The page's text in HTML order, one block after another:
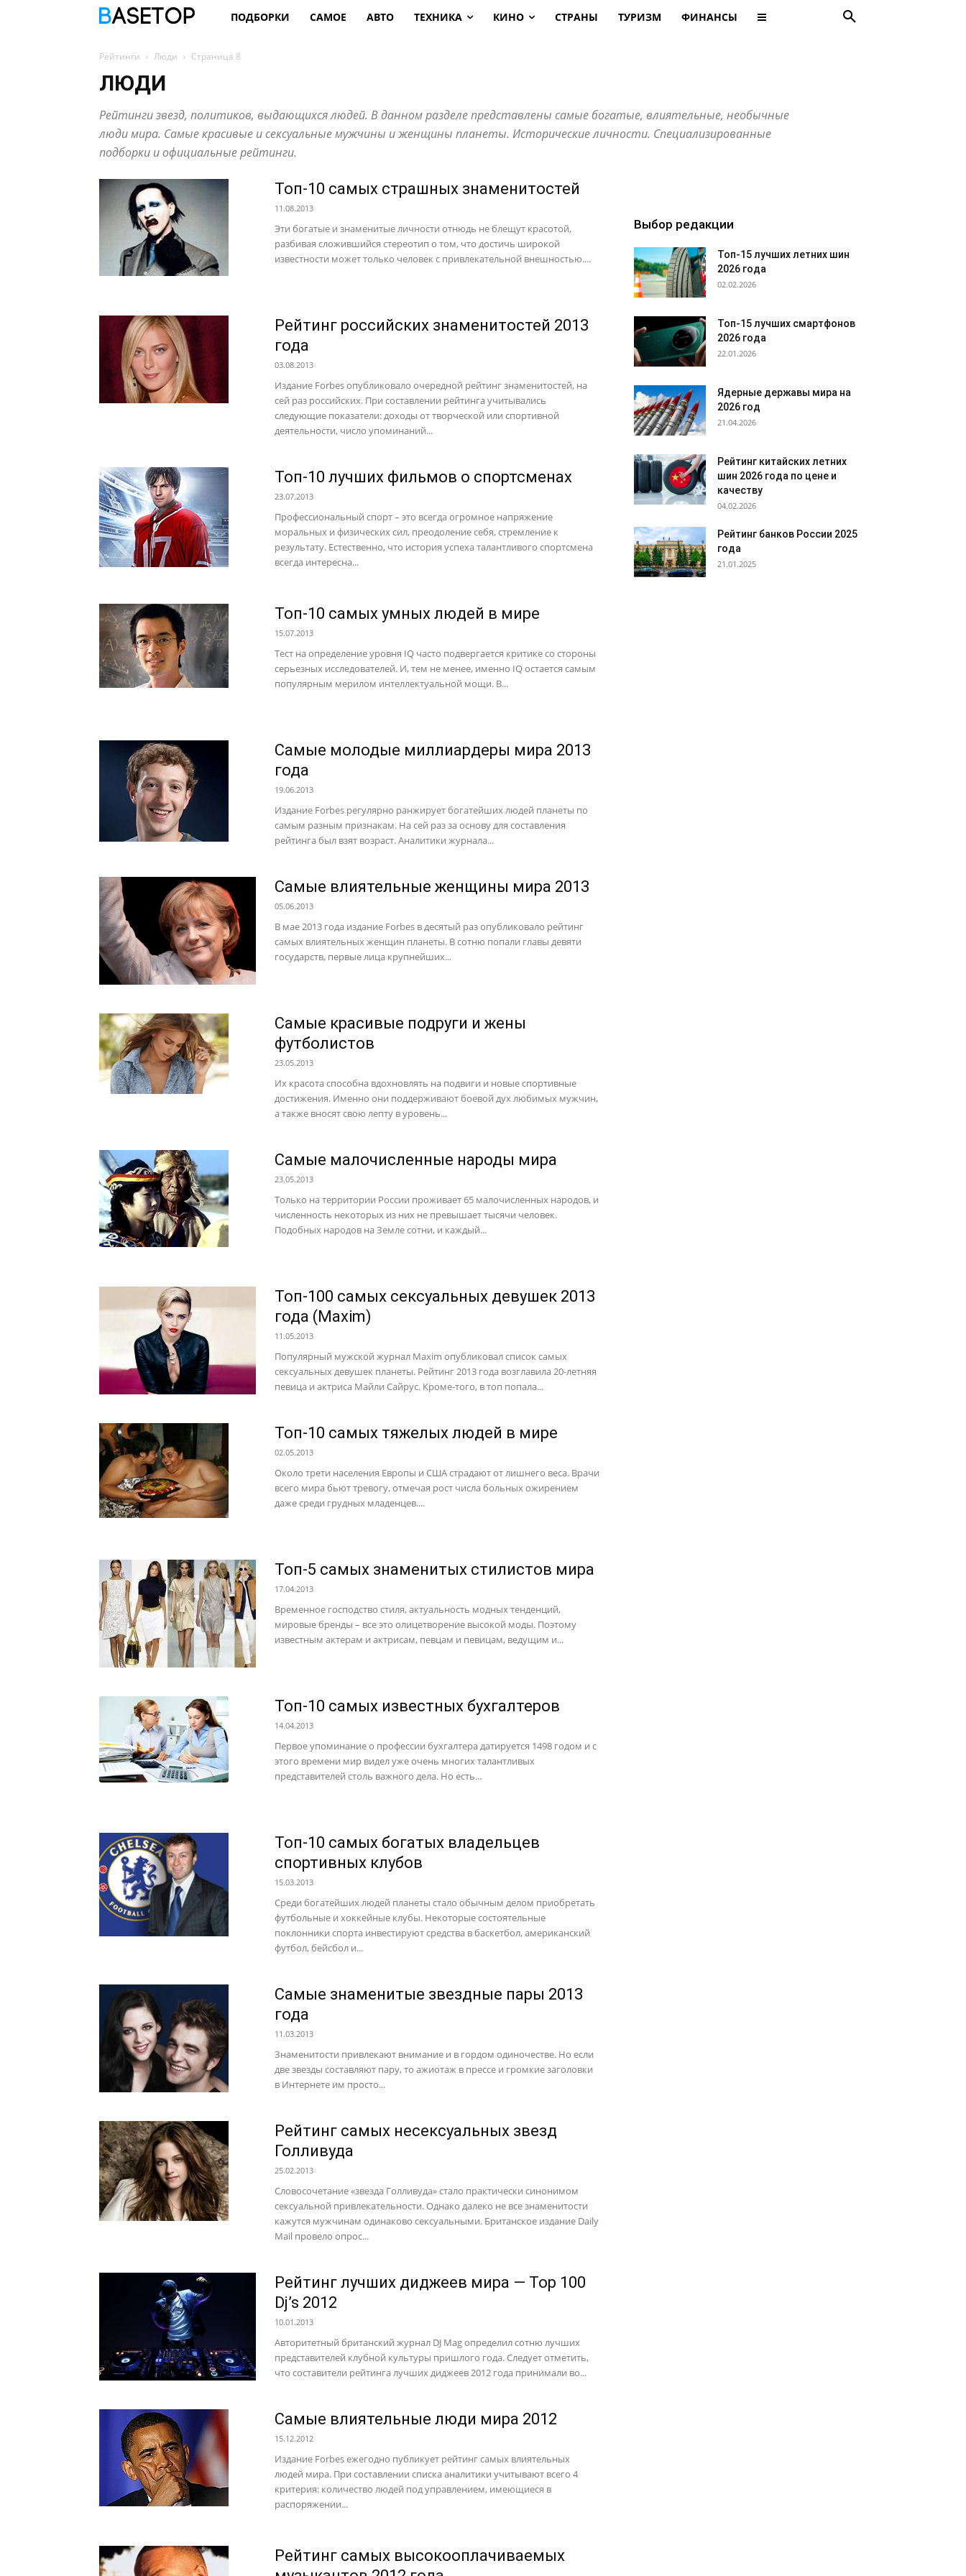
ПОДБОРКИ САМОЕ АВТО ТЕХНИКА КИНО СТРАНЫ ТУРИЗМ ФИНАНСЫ
Рейтинги Люди Страница 8
ЛЮДИ
Рейтинги звезд, политиков, выдающихся людей. В данном разделе представлены самые богатые, влиятельные, необычные
люди мира. Самые красивые и сексуальные мужчины и женщины планеты. Исторические личности. Специализированные
подборки и официальные рейтинги.
Топ-10 самых страшных знаменитостей
11.08.2013
Эти богатые и знаменитые личности отнюдь не блещут красотой,
разбивая сложившийся стереотип о том, что достичь широкой
известности может только человек с привлекательной внешностью....
Рейтинг российских знаменитостей 2013
года
03.08.2013
Издание Forbes опубликовало очередной рейтинг знаменитостей, на
сей раз российских. При составлении рейтинга учитывались
следующие показатели: доходы от творческой или спортивной
деятельности, число упоминаний...
Топ-10 лучших фильмов о спортсменах
23.07.2013
Профессиональный спорт – это всегда огромное напряжение
моральных и физических сил, преодоление себя, стремление к
результату. Естественно, что история успеха талантливого спортсмена
всегда интересна...
Топ-10 самых умных людей в мире
15.07.2013
Тест на определение уровня IQ часто подвергается критике со стороны
серьезных исследователей. И, тем не менее, именно IQ остается самым
популярным мерилом интеллектуальной мощи. В...
Самые молодые миллиардеры мира 2013
года
19.06.2013
Издание Forbes регулярно ранжирует богатейших людей планеты по
самым разным признакам. На сей раз за основу для составления
рейтинга был взят возраст. Аналитики журнала...
Самые влиятельные женщины мира 2013
05.06.2013
В мае 2013 года издание Forbes в десятый раз опубликовало рейтинг
самых влиятельных женщин планеты. В сотню попали главы девяти
государств, первые лица крупнейших...
Cамые красивые подруги и жены
футболистов
23.05.2013
Их красота способна вдохновлять на подвиги и новые спортивные
достижения. Именно они поддерживают боевой дух любимых мужчин,
а также вносят свою лепту в уровень...
Самые малочисленные народы мира
23.05.2013
Только на территории России проживает 65 малочисленных народов, и
численность некоторых из них не превышает тысячи человек.
Подобных народов на Земле сотни, и каждый...
Топ-100 самых сексуальных девушек 2013
года (Maxim)
11.05.2013
Популярный мужской журнал Maxim опубликовал список самых
сексуальных девушек планеты. Рейтинг 2013 года возглавила 20-летняя
певица и актриса Майли Сайрус. Кроме-того, в топ попала...
Топ-10 самых тяжелых людей в мире
02.05.2013
Около трети населения Европы и США страдают от лишнего веса. Врачи
всего мира бьют тревогу, отмечая рост числа больных ожирением
даже среди грудных младенцев....
Топ-5 самых знаменитых стилистов мира
17.04.2013
Временное господство стиля, актуальность модных тенденций,
мировые бренды – все это олицетворение высокой моды. Поэтому
известным актерам и актрисам, певцам и певицам, ведущим и...
Топ-10 самых известных бухгалтеров
14.04.2013
Первое упоминание о профессии бухгалтера датируется 1498 годом и с
этого времени мир видел уже очень многих талантливых
представителей столь важного дела. Но есть...
Топ-10 самых богатых владельцев
спортивных клубов
15.03.2013
Среди богатейших людей планеты стало обычным делом приобретать
футбольные и хоккейные клубы. Некоторые состоятельные
поклонники спорта инвестируют средства в баскетбол, американский
футбол, бейсбол и...
Самые знаменитые звездные пары 2013
года
11.03.2013
Знаменитости привлекают внимание и в гордом одиночестве. Но если
две звезды составляют пару, то ажиотаж в прессе и громкие заголовки
в Интернете им просто...
Рейтинг самых несексуальных звезд
Голливуда
25.02.2013
Словосочетание «звезда Голливуда» стало практически синонимом
сексуальной привлекательности. Однако далеко не все знаменитости
кажутся мужчинам одинаково сексуальными. Британское издание Daily
Mail провело опрос...
Рейтинг лучших диджеев мира — Top 100
Dj’s 2012
10.01.2013
Авторитетный британский журнал DJ Mag определил сотню лучших
представителей клубной культуры пришлого года. Следует отметить,
что составители рейтинга лучших диджеев 2012 года принимали во...
Самые влиятельные люди мира 2012
15.12.2012
Издание Forbes ежегодно публикует рейтинг самых влиятельных
людей мира. При составлении списка аналитики учитывают всего 4
критерия: количество людей под управлением, имеющиеся в
распоряжении...
Рейтинг самых высокооплачиваемых
Выбор редакции
Топ-15 лучших летних шин
2026 года
02.02.2026
Топ-15 лучших смартфонов
2026 года
22.01.2026
Ядерные державы мира на
2026 год
21.04.2026
Рейтинг китайских летних
шин 2026 года по цене и
качеству
04.02.2026
Рейтинг банков России 2025
года
21.01.2025